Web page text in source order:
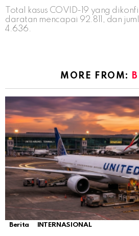
Total kasus COVID-19 yang
daratan mencapai 92.811, dan
4.636.
MORE FROM:
Berita INTERNASIONAL